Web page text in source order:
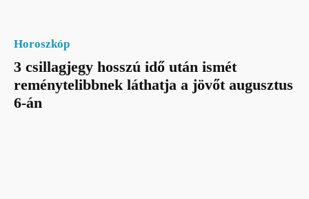
Horoszkóp
3 csillagjegy hosszú idő után ismét
reménytelibbnek láthatja a jövőt augusztus
6-án